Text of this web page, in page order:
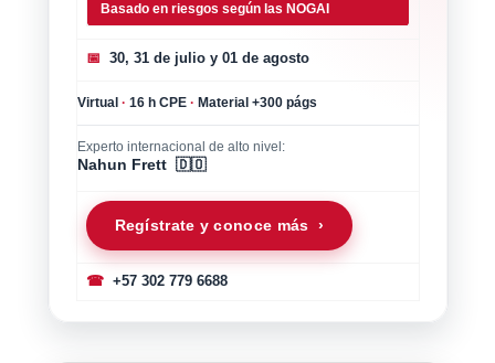
Basado en riesgos según las NOGAI
📅 30, 31 de julio y 01 de agosto
Virtual · 16 h CPE · Material +300 págs
Experto internacional de alto nivel:
Nahun Frett 🇩🇴
Regístrate y conoce más ›
☎+57 302 779 6688